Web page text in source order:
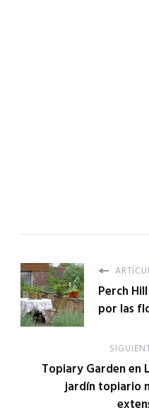
Perch
por las
Topiary Garden en
jardín topiario